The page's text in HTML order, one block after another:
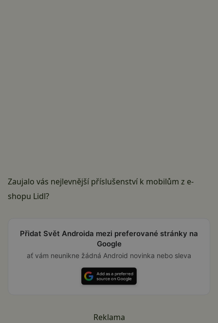
Zaujalo vás nejlevnější příslušenství k mobilům z e-
shopu Lidl?
Přidat Svět Androida mezi preferované stránky na
Google
ať vám neunikne žádná Android novinka nebo sleva
Reklama